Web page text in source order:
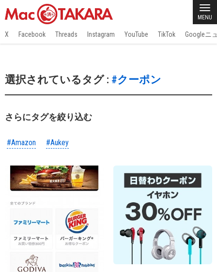
MENU
X Facebook Threads Instagram YouTube TikTok Googleニ
選択されているタグ : #クーポン
さらにタグを絞り込む
#Amazon #Aukey